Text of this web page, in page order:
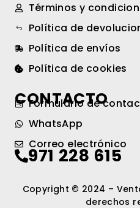
Términos y
Política de
Política de envíos
Política de cookies
CONTACTO
Formulario de
WhatsApp
Correo electrónico
971 228 615
Copyright © 2024 –
derechos